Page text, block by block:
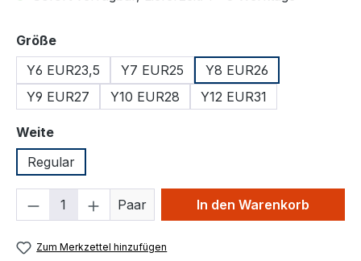
Größeauswählen
Y6 EUR23,5
Y7 EUR25
Y8 EUR26
Y9 EUR27
Y10 EUR28 Y12 EUR31
Weiteauswählen
Regular
Produkt Anzahl: Gib den
Paar In den Warenkorb
Zum Merkzettel hinzufügen